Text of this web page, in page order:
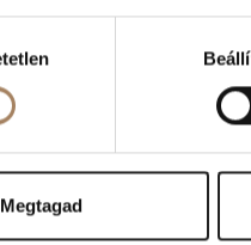
Megtagad
Eladó-Ház
Új
Igazi